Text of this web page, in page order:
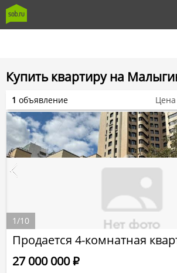
Купить квартиру на
Продается 4-комнатная
27 000 000Р
1/10
1 объявление Цена